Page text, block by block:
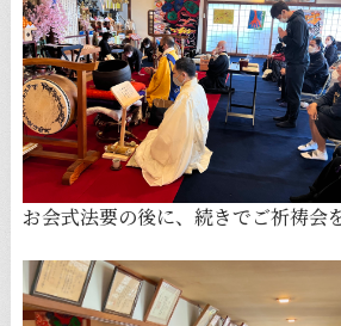
お会式法要の後に、続きでご祈祷会